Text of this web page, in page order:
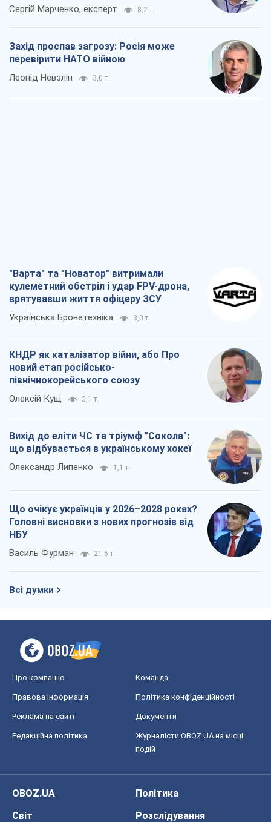
Сергій Марченко, експерт 8,2 т.
Захід проспав загрозу: Росія може
перевірити НАТО війною
Леонід Невзлін 3,0 т.
"Варта" та "Новатор" витримали
кулеметний обстріл і удар FPV-дрона,
врятувавши життя офіцеру ЗСУ
Українська Бронетехніка 3,0 т.
КНДР як каталізатор війни, або Про
новий етап російсько-
північнокорейського союзу
Олексій Кущ 3,1 т.
Вихід до еліти ЧС та тріумф "Сокола":
що відбувається в українському хокеї
Олександр Липенко 1,1 т.
Що очікує українців у 2026–2028 роках?
Головні висновки з нових прогнозів від
НБУ
Василь Фурман 21,6 т.
Всі думки
Про компанію Команда
Правова інформація Політика конфіденційності
Реклама на сайті Документи
Редакційна політика
Журналісти OBOZ.UA на місці
подій
OBOZ.UA
Політика
Світ
Розслідування